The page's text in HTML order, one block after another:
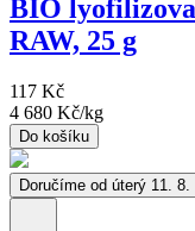
BIO
RAW, 25 g
117 Kč
4 680 Kč/kg
Do košíku
Doručíme od úterý 11. 8.